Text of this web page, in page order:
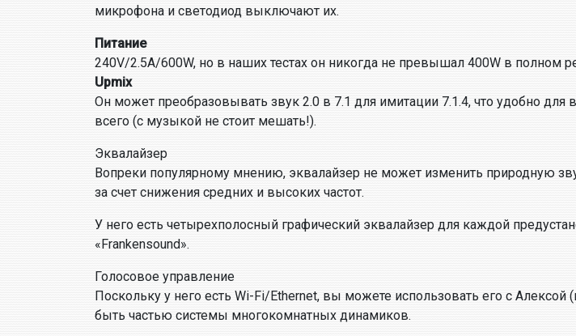
микрофона и светодиод выключают их.
Питание
240V/2.5A/600W, но в наших тестах он никогда не превышал 400W в полном
Upmix
Он может преобразовывать звук 2.0 в 7.1 для имитации 7.1.4, что удобно для
всего (с музыкой не стоит мешать!).
Эквалайзер
Вопреки популярному мнению, эквалайзер не может изменить природную
за счет снижения средних и высоких частот.
У него есть четырехполосный графический эквалайзер для каждой
«Frankensound».
Голосовое управление
Поскольку у него есть Wi-Fi/Ethernet, вы можете использовать его с
быть частью системы многокомнатных динамиков.